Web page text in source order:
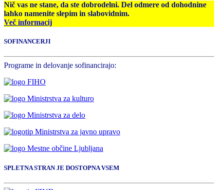
Nič vas ne stane, da ste dobrodelni. Del odmere od dohodnine
lahko namenite slepim in slabovidnim.
Več informacij
SOFINANCERJI
Programe in delovanje sofinancirajo:
SPLETNA STRAN JE DOSTOPNA VSEM